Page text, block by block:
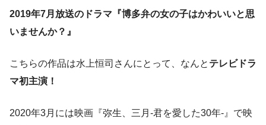
2019年7月放送のドラマ『博多弁の女の子はかわいいと思
いませんか？』
こちらの作品は水上恒司さんにとって、なんと テレビドラ
マ初主演！
2020年3月には映画『弥生、三月-君を愛した30年-』で映